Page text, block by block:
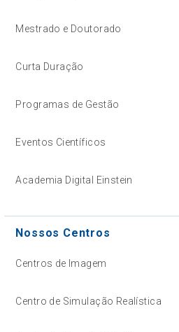
Mestrado e Doutorado
Curta Duração
Programas de Gestão
Eventos Científicos
Academia Digital Einstein
Nossos Centros
Centros de Imagem
Centro de Simulação Realística